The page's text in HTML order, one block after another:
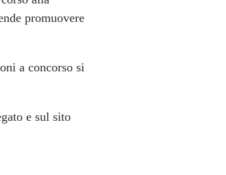
promuovere
a concorso si
e sul sito